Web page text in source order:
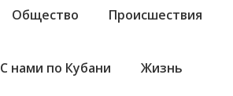
Общество Происшествия
С нами по Кубани Жизнь